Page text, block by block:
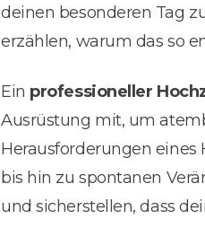
deinen besonderen Tag
erzählen, warum das so
Ein professioneller
Ausrüstung mit, um
Herausforderungen
bis hin zu spontanen
und sicherstellen, dass